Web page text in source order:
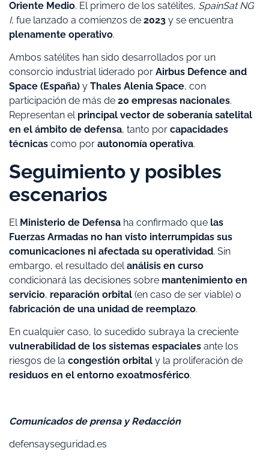
Oriente Medio. El primero de los satélites, SpainSat NG
I, fue lanzado a comienzos de 2023 y se encuentra
plenamente operativo.
Ambos satélites han sido desarrollados por un
consorcio industrial liderado por Airbus Defence and
Space (España) y Thales Alenia Space, con
participación de más de 20 empresas nacionales.
Representan el principal vector de soberanía satelital
en el ámbito de defensa, tanto por capacidades
técnicas como por autonomía operativa.
Seguimiento y posibles
escenarios
El Ministerio de Defensa ha confirmado que las
Fuerzas Armadas no han visto interrumpidas sus
comunicaciones ni afectada su operatividad. Sin
embargo, el resultado del análisis en curso
condicionará las decisiones sobre mantenimiento en
servicio, reparación orbital (en caso de ser viable) o
fabricación de una unidad de reemplazo.
En cualquier caso, lo sucedido subraya la creciente
vulnerabilidad de los sistemas espaciales ante los
riesgos de la congestión orbital y la proliferación de
residuos en el entorno exoatmosférico.
Comunicados de prensa y Redacción
defensayseguridad.es